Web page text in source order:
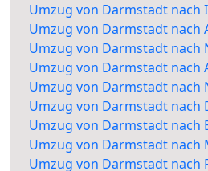
Umzug von Darmstadt nach
Umzug von Darmstadt nach
Umzug von Darmstadt nach
Umzug von Darmstadt nach
Umzug von Darmstadt nach
Umzug von Darmstadt nach
Umzug von Darmstadt nach
Umzug von Darmstadt nach
Umzug von Darmstadt nach